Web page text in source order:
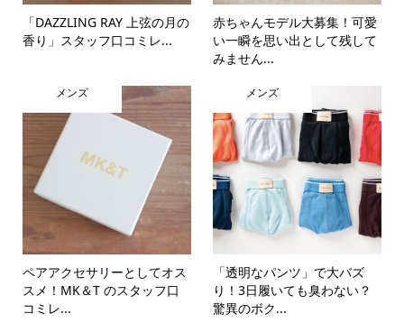
「DAZZLING RAY 上弦の月の
香り」スタッフ口コミレ...
赤ちゃんモデル大募集！可愛
い一瞬を思い出として残して
みません...
メンズ
ペアアクセサリーとしてオス
スメ！MK＆T のスタッフ口
コミレ...
メンズ
「透明なパンツ」で大バズ
り！3日履いても臭わない？
驚異のボク...